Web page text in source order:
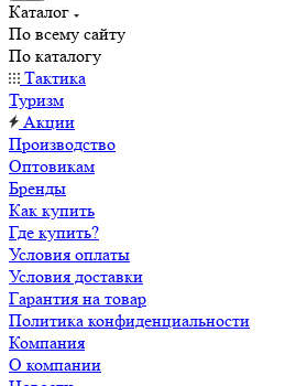
Каталог
По всему сайту
По каталогу
Тактика
Туризм
Акции
Производство
Оптовикам
Бренды
Как купить
Где купить?
Условия оплаты
Условия доставки
Гарантия на товар
Политика конфиденциальности
Компания
О компании